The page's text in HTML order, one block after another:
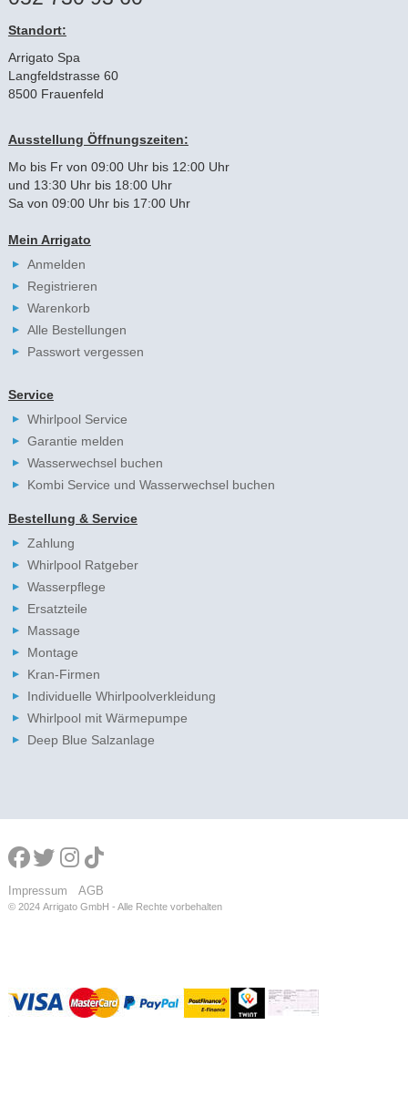
Standort:
Arrigato Spa
Langfeldstrasse 60
8500 Frauenfeld
Ausstellung Öffnungszeiten:
Mo bis Fr von 09:00 Uhr bis 12:00 Uhr
und 13:30 Uhr bis 18:00 Uhr
Sa von 09:00 Uhr bis 17:00 Uhr
Mein Arrigato
Anmelden
Registrieren
Warenkorb
Alle Bestellungen
Passwort vergessen
Service
Whirlpool Service
Garantie melden
Wasserwechsel buchen
Kombi Service und Wasserwechsel buchen
Bestellung & Service
Zahlung
Whirlpool Ratgeber
Wasserpflege
Ersatzteile
Massage
Montage
Kran-Firmen
Individuelle Whirlpoolverkleidung
Whirlpool mit Wärmepumpe
Deep Blue Salzanlage
Impressum AGB
© 2024 Arrigato GmbH - Alle Rechte vorbehalten